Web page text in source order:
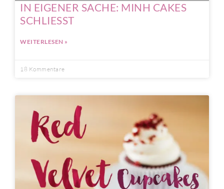
IN EIGENER SACHE: MINH CAKES
SCHLIESST
WEITERLESEN »
18 Kommentare